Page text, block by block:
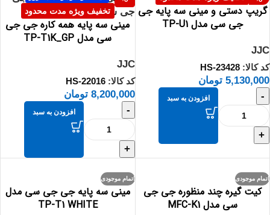
گریپ دستی و مینی سه پایه جی
جی سی مدل TP-U1
JJC
کد کالا: HS-23428
5,130,000 تومان
-
+
افزودن به سبد
تخفیف ویژه مدت محدود
مینی سه پایه همه کاره جی جی
سی مدل TP-T1K_GP
JJC
کد کالا:HS-22016
8,200,000 تومان
-
+
افزودن به سبد
اتمام موجودی
کیت گیره چند منظوره جی جی
سی مدل MFC-K1
اتمام موجودی
مینی سه پایه جی جی سی مدل
TP-T1 WHITE